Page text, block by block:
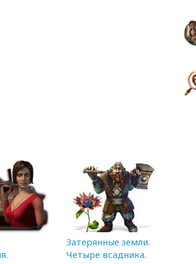
Затерянные земли.
Четыре всадника.